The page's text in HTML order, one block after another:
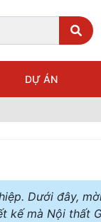
DỰ ÁN
Dưới đây,
kế mà Nội thất